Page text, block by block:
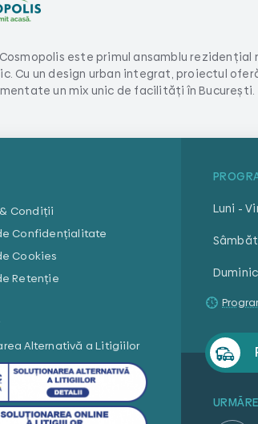
este primul ansamblu rezidențial
Cu un design urban integrat, proiectul
un mix unic de facilități în București.
Condiții
Confidențialitate
Cookies
Retenție
Alternativă a Litigiilor
Luni -